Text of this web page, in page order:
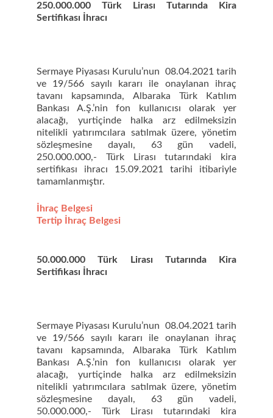
250.000.000 Türk Lirası Tutarında Kira
Sertifikası İhracı
Sermaye Piyasası Kurulu’nun 08.04.2021 tarih
ve 19/566 sayılı kararı ile onaylanan ihraç
tavanı kapsamında, Albaraka Türk Katılım
Bankası A.Ş.’nin fon kullanıcısı olarak yer
alacağı, yurtiçinde halka arz edilmeksizin
nitelikli yatırımcılara satılmak üzere, yönetim
sözleşmesine dayalı, 63 gün vadeli,
250.000.000,- Türk Lirası tutarındaki kira
sertifikası ihracı 15.09.2021 tarihi itibariyle
tamamlanmıştır.
İhraç Belgesi
Tertip İhraç Belgesi
50.000.000 Türk Lirası Tutarında Kira
Sertifikası İhracı
Sermaye Piyasası Kurulu’nun 08.04.2021 tarih
ve 19/566 sayılı kararı ile onaylanan ihraç
tavanı kapsamında, Albaraka Türk Katılım
Bankası A.Ş.’nin fon kullanıcısı olarak yer
alacağı, yurtiçinde halka arz edilmeksizin
nitelikli yatırımcılara satılmak üzere, yönetim
sözleşmesine dayalı, 63 gün vadeli,
50.000.000,- Türk Lirası tutarındaki kira